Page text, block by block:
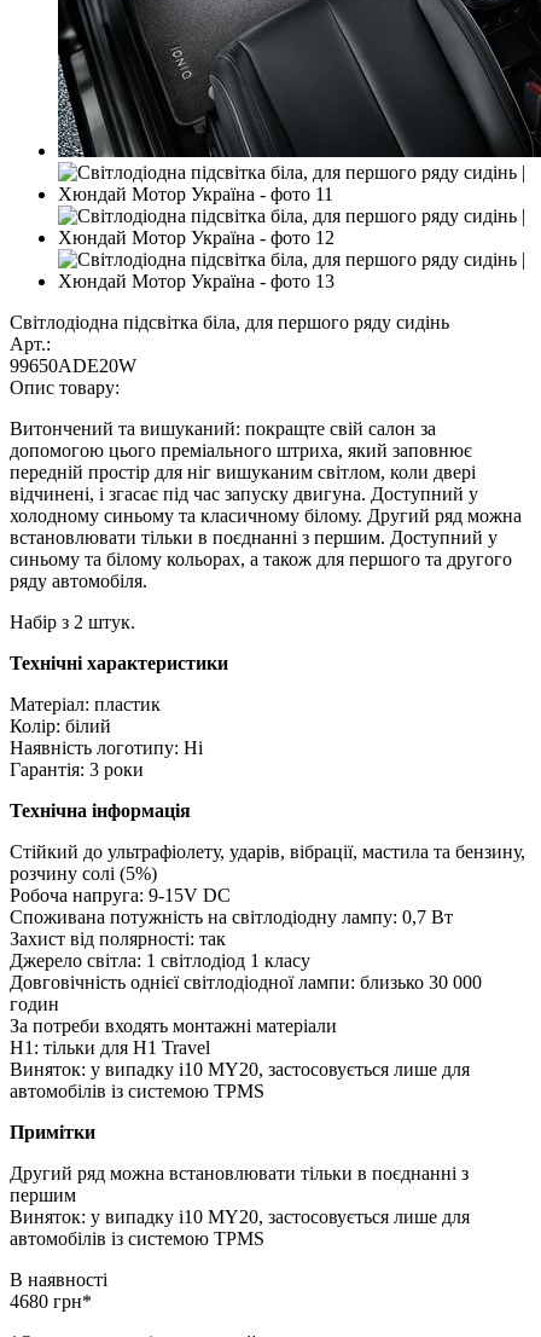
Світлодіодна підсвітка біла, для першого ряду сидінь
Арт.:
99650ADE20W
Опис товару:
Витончений та вишуканий: покращте свій салон за
допомогою цього преміального штриха, який заповнює
передній простір для ніг вишуканим світлом, коли двері
відчинені, і згасає під час запуску двигуна. Доступний у
холодному синьому та класичному білому. Другий ряд можна
встановлювати тільки в поєднанні з першим. Доступний у
синьому та білому кольорах, а також для першого та другого
ряду автомобіля.
Набір з 2 штук.
Технічні характеристики
Матеріал: пластик
Колір: білий
Наявність логотипу: Ні
Гарантія: 3 роки
Технічна інформація
Стійкий до ультрафіолету, ударів, вібрації, мастила та бензину,
розчину солі (5%)
Робоча напруга: 9-15V DC
Споживана потужність на світлодіодну лампу: 0,7 Вт
Захист від полярності: так
Джерело світла: 1 світлодіод 1 класу
Довговічність однієї світлодіодної лампи: близько 30 000
годин
За потреби входять монтажні матеріали
H1: тільки для H1 Travel
Виняток: у випадку i10 MY20, застосовується лише для
автомобілів із системою TPMS
Примітки
Другий ряд можна встановлювати тільки в поєднанні з
першим
Виняток: у випадку i10 MY20, застосовується лише для
автомобілів із системою TPMS
В наявності
4680 грн*